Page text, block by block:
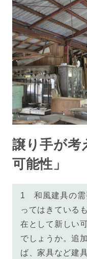
譲り手が考
可能性」
1和風建具の
ってはきている
在として新しい
でしょうか。追
ば、家具など建